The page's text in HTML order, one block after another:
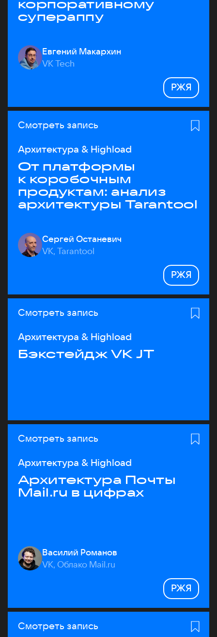
корпоративному
супераппу
Евгений Макархин
VK Tech
РЖЯ
Смотреть запись
Архитектура & Highload
От платформы
к коробочным
продуктам: анализ
архитектуры Tarantool
Сергей Останевич
VK, Tarantool
РЖЯ
Смотреть запись
Архитектура & Highload
Бэкстейдж VK JT
Смотреть запись
Архитектура & Highload
Архитектура Почты
Mail.ru в цифрах
Василий Романов
VK, Облако Mail.ru
РЖЯ
Смотреть запись